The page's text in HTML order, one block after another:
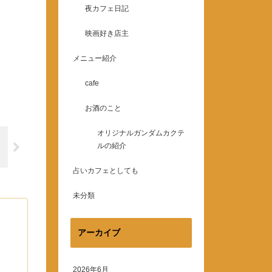
夜カフェ日記
映画好き店主
メニュー紹介
cafe
お酒のこと
オリジナルガンダムカクテ
ルの紹介
占いカフェとしても
未分類
アーカイブ
2026年6月